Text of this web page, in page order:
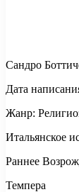
Сандро
Дата
Жанр:
Итальянское
Раннее
Темпера